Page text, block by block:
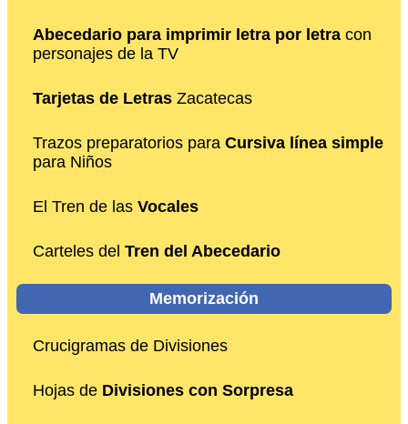
Abecedario para imprimir letra por letra con
personajes de la TV
Tarjetas de Letras Zacatecas
Trazos preparatorios para Cursiva línea simple
para Niños
El Tren de las Vocales
Carteles del Tren del Abecedario
Memorización
Crucigramas de Divisiones
Hojas de Divisiones con Sorpresa